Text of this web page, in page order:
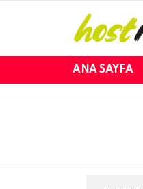
ANA SAYFA